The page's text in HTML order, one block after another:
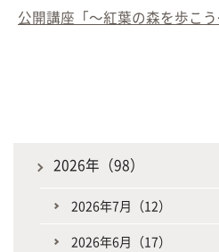
公開講座「～紅葉の森を歩こ
2026年（98）
2026年7月（12）
2026年6月（17）